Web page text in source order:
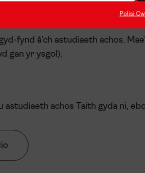
Polisi
fynd â’ch astudiaeth achos.
gan yr ysgol).
astudiaeth achos Taith gyda ni,